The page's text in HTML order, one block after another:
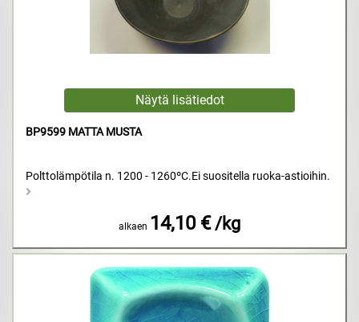
BP9599 MATTA MUSTA
Polttolämpötila n. 1200 - 1260ºC.Ei suositella ruoka-astioihin.
alkaen 14,10 € /kg